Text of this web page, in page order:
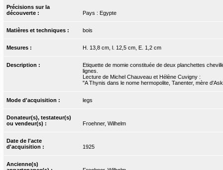
Précisions sur la
découverte :
Pays : Egypte
Matières et techniques : bois
Mesures : H. 13,8 cm, l. 12,5 cm, E. 1,2 cm
Description :
Etiquette de momie constituée de deux planchettes
lignes.
Lecture de Michel Chauveau et Hélène Cuvigny :
"A Thynis dans le nome hermopolite, Tanenter, mère
Mode d'acquisition : legs
Donateur(s), testateur(s)
ou vendeur(s) :
Froehner, Wilhelm
Date de l'acte
d'acquisition :
1925
Ancienne(s)